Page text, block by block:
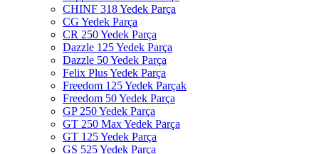
CHINF 318 Yedek Parça
CG Yedek Parça
CR 250 Yedek Parça
Dazzle 125 Yedek Parça
Dazzle 50 Yedek Parça
Felix Plus Yedek Parça
Freedom 125 Yedek Parçak
Freedom 50 Yedek Parça
GP 250 Yedek Parça
GT 250 Max Yedek Parça
GT 125 Yedek Parça
GS 525 Yedek Parça